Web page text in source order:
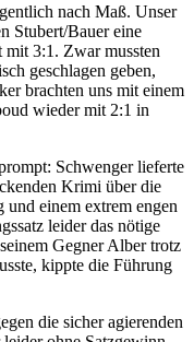
nach Maß. Unser
Stubert/Bauer eine
mit 3:1. Zwar mussten
geschlagen geben,
brachten uns mit einem
wieder mit 2:1 in
Schwenger lieferte
Krimi über die
einem extrem engen
leider das nötige
Gegner Alber trotz
kippte die Führung
die sicher agierenden